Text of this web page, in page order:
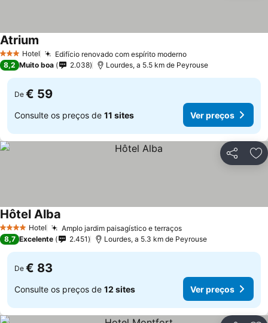
3 EstrelasHotel Edifício renovado com espírito moderno
Atrium
8,2 Muito boa 2.038 Lourdes, a 5.5 km de Peyrouse
De € 59
Consulte os preços de 11 sites Ver preços
Partilhar
4 EstrelasHotel Amplo jardim paisagístico e terraços
Hôtel Alba
8,7 Excelente 2.451 Lourdes, a 5.3 km de Peyrouse
De € 83
Consulte os preços de 12 sites Ver preços